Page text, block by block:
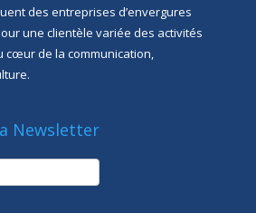
des entreprises d’envergures
une clientèle variée des activités
cœur de la communication,
Newsletter